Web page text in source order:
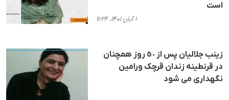
است
۱ آبان ۱۴۰۱، ۱۱:۲۴
زینب جلالیان پس از ٥٠ روز همچنان
در قرنطینە زندان قرچک ورامین
نگهداری می شود